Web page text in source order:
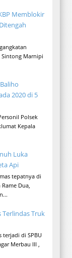
Memblokir
Sintong Marnipi
2020 di 5
Polsek
Kepala
Luka
Api
tepatnya di
Dua,
Terlindas Truk
terjadi di SPBU
Merbau III ,